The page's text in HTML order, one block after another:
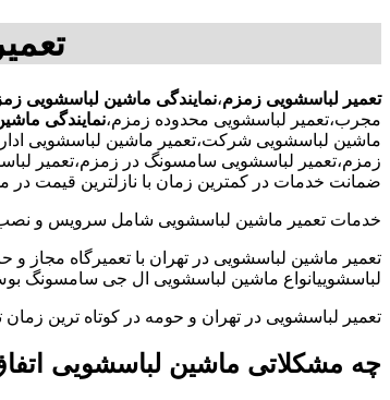
تعمیر لباسشویی زمزم،نمایندگی ماشین لباسشویی
مجرب،تعمیر لباسشویی محدوده زمزم،نمایندگی
ماشین لباسشویی شرکت،تعمیر ماشین لباسشویی
زمزم،تعمیر لباسشویی سامسونگ در زمزم،تعمیر
ضمانت خدمات در کمترین زمان با نازلترین قیمت
خدمات تعمیر ماشین لباسشویی شامل سرویس و نصب
تعمیر ماشین لباسشویی در تهران با تعمیرگاه مجاز
لباسشوییانواع ماشین لباسشویی ال جی سامسونگ
تعمیر لباسشویی در تهران و حومه در کوتاه ترین
چه مشکلاتی ماشین لباسشویی